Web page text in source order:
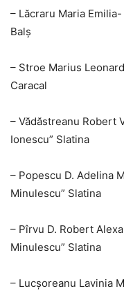
– Lăcraru Maria
Balș
– Stroe Marius
Caracal
– Vădăstreanu Robert
Ionescu” Slatina
– Popescu D. Adelina
Minulescu” Slatina
– Pîrvu D. Robert
Minulescu” Slatina
– Lucșoreanu Lavinia